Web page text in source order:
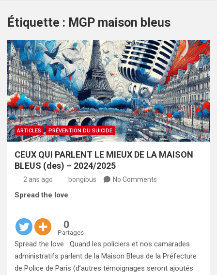
Étiquette : MGP maison bleus
ARTICLES PRÉVENTION DU SUICIDE
CEUX QUI PARLENT LE MIEUX DE LA MAISON
BLEUS (des) – 2024/2025
2 ans ago bongibus No Comments
Spread the love
0
Partages
Spread the love Quand les policiers et nos camarades
administratifs parlent de la Maison Bleus de la Préfecture
de Police de Paris (d’autres témoignages seront ajoutés